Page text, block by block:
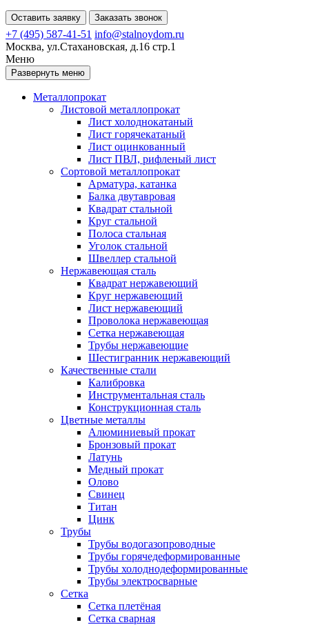
Оставить заявку Заказать звонок
+7 (495) 587-41-51 info@stalnoydom.ru
Москва, ул.Стахановская, д.16 стр.1
Меню
Развернуть меню
Металлопрокат
Листовой металлопрокат
Лист холоднокатаный
Лист горячекатаный
Лист оцинкованный
Лист ПВЛ, рифленый лист
Сортовой металлопрокат
Арматура, катанка
Балка двутавровая
Квадрат стальной
Круг стальной
Полоса стальная
Уголок стальной
Швеллер стальной
Нержавеющая сталь
Квадрат нержавеющий
Круг нержавеющий
Лист нержавеющий
Проволока нержавеющая
Сетка нержавеющая
Трубы нержавеющие
Шестигранник нержавеющий
Качественные стали
Калибровка
Инструментальная сталь
Конструкционная сталь
Цветные металлы
Алюминиевый прокат
Бронзовый прокат
Латунь
Медный прокат
Олово
Свинец
Титан
Цинк
Трубы
Трубы водогазопроводные
Трубы горячедеформированные
Трубы холоднодеформированные
Трубы электросварные
Сетка
Сетка плетёная
Сетка сварная